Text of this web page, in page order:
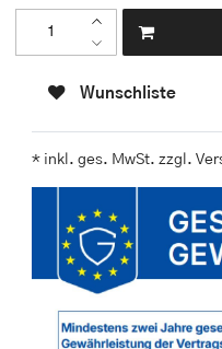
Wunschliste
* inkl. ges. MwSt. zzgl.